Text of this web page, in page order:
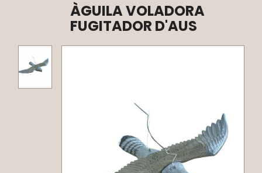
ÀGUILA VOLADORA
FUGITADOR D'AUS